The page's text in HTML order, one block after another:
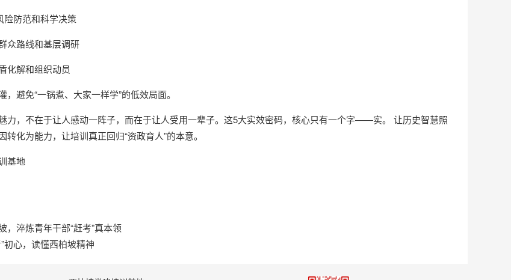
险防范和科学决策
众路线和基层调研
化解和组织动员
，避免“一锅煮、大家一样学”的低效局面。
力，不在于让人感动一阵子，而在于让人受用一辈子。这5大实效密码，核心只有一个字——实。 让历史智慧照
转化为能力，让培训真正回归“资政育人”的本意。
基地
，淬炼青年干部“赶考”真本领
初心，读懂西柏坡精神